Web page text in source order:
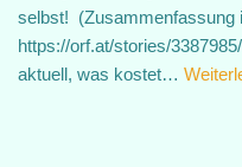
selbst! (Zusammenfassung
https://orf.at/stories/
aktuell, was kostet…